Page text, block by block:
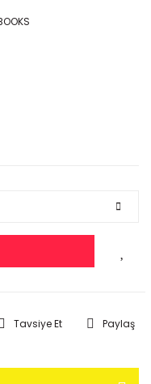
Tavsiye Et Paylaş